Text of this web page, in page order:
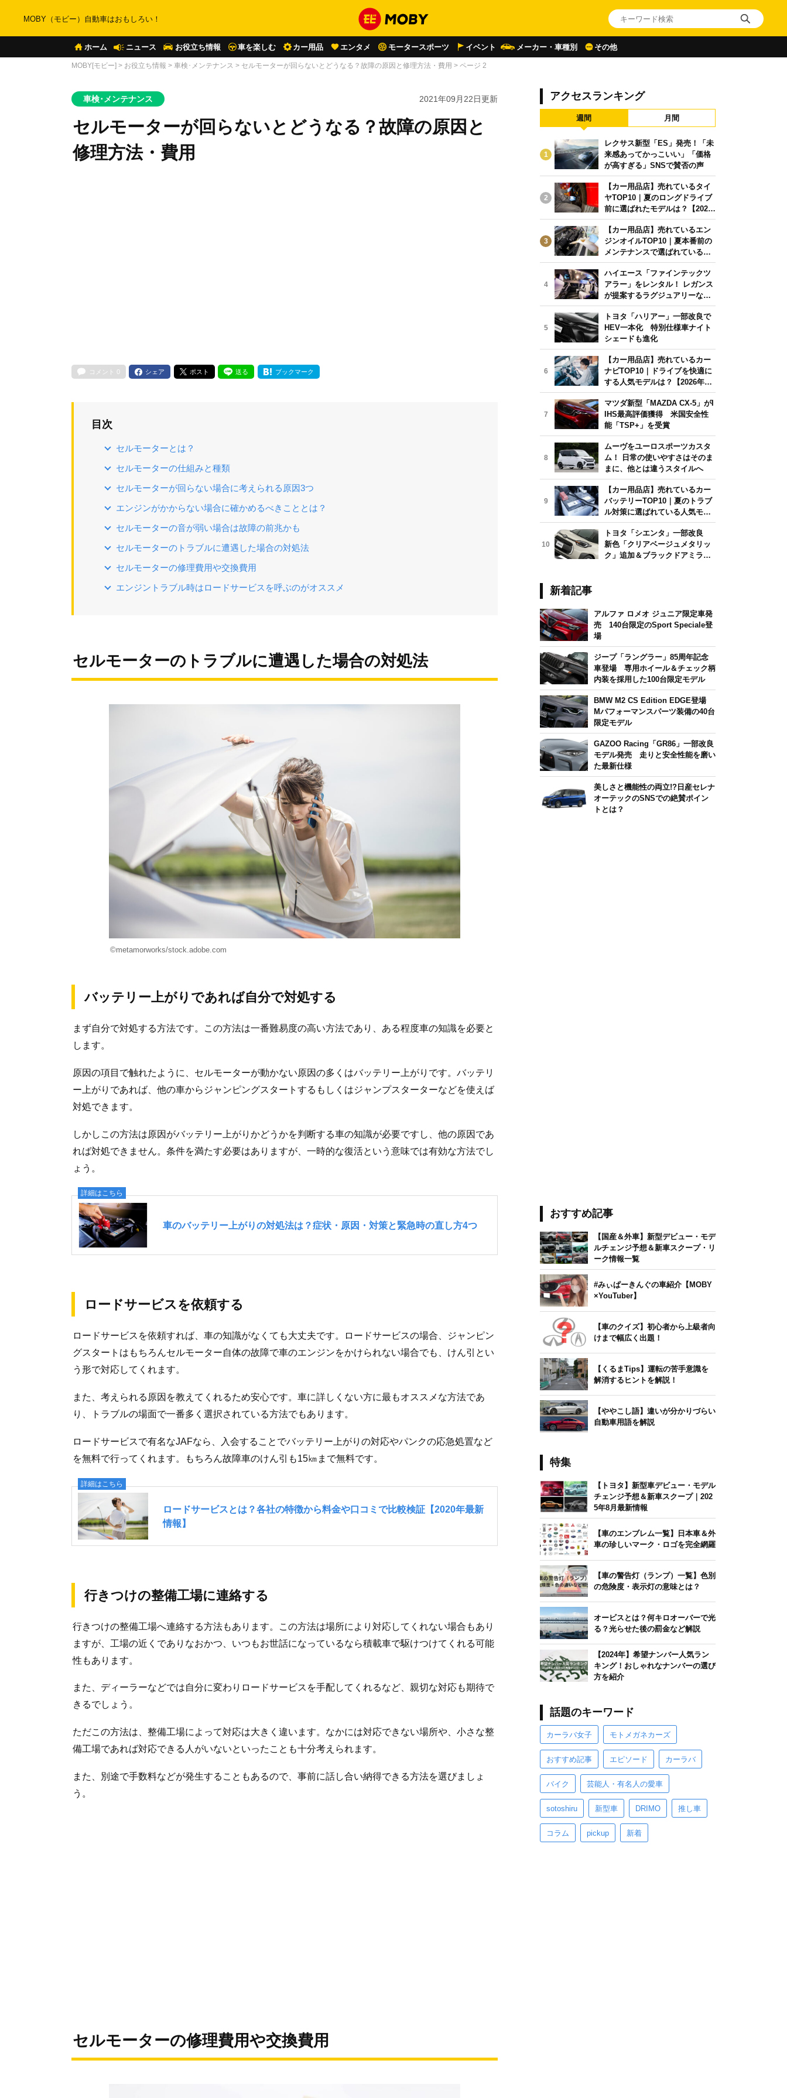
MOBY（モビー）自動車はおもしろい！
ホーム ニュース お役立ち情報 車を楽しむ カー用品 エンタメ モータースポーツ イベント メーカー・車種別 その他
MOBY[モビー] > お役立ち情報 > 車検･メンテナンス > セルモーターが回らないとどうなる？故障の原因と修理方法・費用 > ページ 2
車検･メンテナンス 2021年09月22日更新
セルモーターが回らないとどうなる？故障の原因と
修理方法・費用
コメント 0 シェア ポスト 送る ブックマーク
目次
セルモーターとは？
セルモーターの仕組みと種類
セルモーターが回らない場合に考えられる原因3つ
エンジンがかからない場合に確かめるべきこととは？
セルモーターの音が弱い場合は故障の前兆かも
セルモーターのトラブルに遭遇した場合の対処法
セルモーターの修理費用や交換費用
エンジントラブル時はロードサービスを呼ぶのがオススメ
セルモーターのトラブルに遭遇した場合の対処法
©metamorworks/stock.adobe.com
バッテリー上がりであれば自分で対処する
まず自分で対処する方法です。この方法は一番難易度の高い方法であり、ある程度車の知識を必要と
します。
原因の項目で触れたように、セルモーターが動かない原因の多くはバッテリー上がりです。バッテリ
ー上がりであれば、他の車からジャンピングスタートするもしくはジャンプスターターなどを使えば
対処できます。
しかしこの方法は原因がバッテリー上がりかどうかを判断する車の知識が必要ですし、他の原因であ
れば対処できません。条件を満たす必要はありますが、一時的な復活という意味では有効な方法でし
ょう。
ロードサービスを依頼する
ロードサービスを依頼すれば、車の知識がなくても大丈夫です。ロードサービスの場合、ジャンピン
グスタートはもちろんセルモーター自体の故障で車のエンジンをかけられない場合でも、けん引とい
う形で対応してくれます。
また、考えられる原因を教えてくれるため安心です。車に詳しくない方に最もオススメな方法であ
り、トラブルの場面で一番多く選択されている方法でもあります。
ロードサービスで有名なJAFなら、入会することでバッテリー上がりの対応やパンクの応急処置など
を無料で行ってくれます。もちろん故障車のけん引も15㎞まで無料です。
行きつけの整備工場に連絡する
行きつけの整備工場へ連絡する方法もあります。この方法は場所により対応してくれない場合もあり
ますが、工場の近くでありなおかつ、いつもお世話になっているなら積載車で駆けつけてくれる可能
性もあります。
また、ディーラーなどでは自分に変わりロードサービスを手配してくれるなど、親切な対応も期待で
きるでしょう。
ただこの方法は、整備工場によって対応は大きく違います。なかには対応できない場所や、小さな整
備工場であれば対応できる人がいないといったことも十分考えられます。
また、別途で手数料などが発生することもあるので、事前に話し合い納得できる方法を選びましょ
う。
セルモーターの修理費用や交換費用
アクセスランキング
週間 月間
1
レクサス新型「ES」発売！「未
来感あってかっこいい」「価格
が高すぎる」SNSで賛否の声
2
【カー用品店】売れているタイ
ヤTOP10｜夏のロングドライブ
前に選ばれたモデルは？【2026
年6月版】
3
【カー用品店】売れているエン
ジンオイルTOP10｜夏本番前の
メンテナンスで選ばれている人
気モデルは？【2026年6月版】
4
ハイエース「ファインテックツ
アラー」をレンタル！ レガンス
が提案するラグジュアリーな移
動体験
5
トヨタ「ハリアー」一部改良で
HEV一本化 特別仕様車ナイト
シェードも進化
6
【カー用品店】売れているカー
ナビTOP10｜ドライブを快適に
する人気モデルは？【2026年6
月版】
7
マツダ新型「MAZDA CX-5」がI
IHS最高評価獲得 米国安全性
能「TSP+」を受賞
8
ムーヴをユーロスポーツカスタ
ム！ 日常の使いやすさはそのま
まに、他とは違うスタイルへ
9
【カー用品店】売れているカー
バッテリーTOP10｜夏のトラブ
ル対策に選ばれている人気モデ
ルは？【2026年6月版】
10
トヨタ「シエンタ」一部改良
新色「クリアベージュメタリッ
ク」追加＆ブラックドアミラー
新着記事
アルファ ロメオ ジュニア限定車発
売 140台限定のSport Speciale登
場
ジープ「ラングラー」85周年記念
車登場 専用ホイール＆チェック柄
内装を採用した100台限定モデル
BMW M2 CS Edition EDGE登場
Mパフォーマンスパーツ装備の40台
限定モデル
GAZOO Racing「GR86」一部改良
モデル発売 走りと安全性能を磨い
た最新仕様
美しさと機能性の両立!?日産セレナ
オーテックのSNSでの絶賛ポイン
トとは？
おすすめ記事
【国産＆外車】新型デビュー・モデ
ルチェンジ予想＆新車スクープ・リ
ーク情報一覧
#みぃぱーきんぐの車紹介【MOBY
×YouTuber】
【車のクイズ】初心者から上級者向
けまで幅広く出題！
【くるまTips】運転の苦手意識を
解消するヒントを解説！
【ややこし語】違いが分かりづらい
自動車用語を解説
特集
【トヨタ】新型車デビュー・モデル
チェンジ予想＆新車スクープ｜202
5年8月最新情報
【車のエンブレム一覧】日本車＆外
車の珍しいマーク・ロゴを完全網羅
【車の警告灯（ランプ）一覧】色別
の危険度・表示灯の意味とは？
オービスとは？何キロオーバーで光
る？光らせた後の罰金など解説
【2024年】希望ナンバー人気ラン
キング！おしゃれなナンバーの選び
方を紹介
話題のキーワード
カーラバ女子 モトメガネカーズ
おすすめ記事 エピソード カーラバ
バイク 芸能人・有名人の愛車
sotoshiru 新型車 DRIMO 推し車
コラム pickup 新着